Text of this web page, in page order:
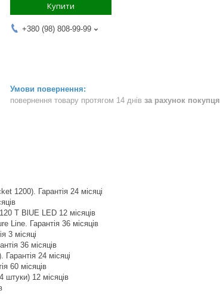
Купити
+380 (98) 808-99-99
повернення товару протягом 14 днів за рахунок покупця
1200). Гарантія 24 місяці
T BlUE LED 12 місяців
Line. Гарантія 36 місяців
3 місяці
36 місяців
24 місяці
60 місяців
штуки) 12 місяців